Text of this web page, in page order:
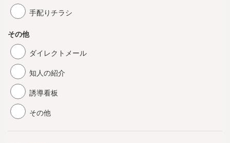
手配りチラシ
その他
ダイレクトメール
知人の紹介
誘導看板
その他